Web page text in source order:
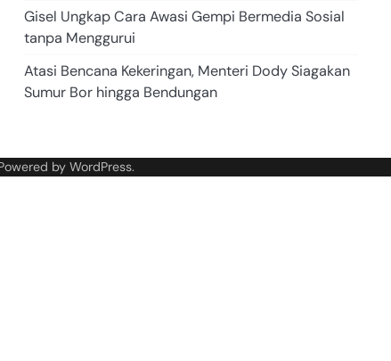
Gisel Ungkap Cara Awasi Gempi Bermedia Sosial
tanpa Menggurui
Atasi Bencana Kekeringan, Menteri Dody Siagakan
Sumur Bor hingga Bendungan
by WordPress.